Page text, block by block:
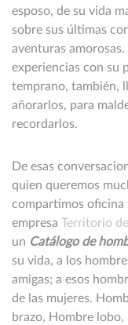
esposo, de su vida
sobre sus últimas
aventuras
experiencias con su
temprano, también,
añorarlos, para
recordarlos.
De esas
quien queremos
compartimos oficina
empresa Territorio
un Catálogo de
su vida, a los
amigas; a esos
de las mujeres.
brazo, Hombre